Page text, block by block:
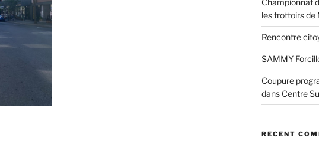
Championnat
les trottoirs de
Rencontre
SAMMY
Coupure
dans Centre
RECENT